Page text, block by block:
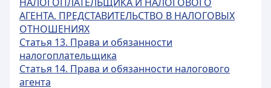
АГЕНТА. ПРЕДСТАВИТЕЛЬСТВО В НАЛОГОВЫХ
ОТНОШЕНИЯХ
Статья 13. Права и обязанности
налогоплательщика
Статья 14. Права и обязанности налогового
агента